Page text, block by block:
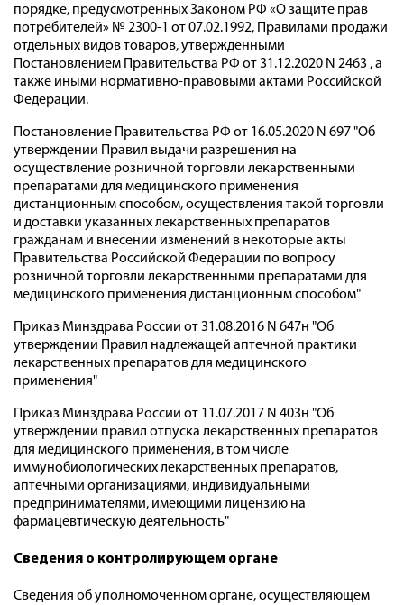
порядке, предусмотренных Законом РФ «О защите прав
потребителей» № 2300-1 от 07.02.1992, Правилами продажи
отдельных видов товаров, утвержденными
Постановлением Правительства РФ от 31.12.2020 N 2463 , а
также иными нормативно-правовыми актами Российской
Федерации.
Постановление Правительства РФ от 16.05.2020 N 697 "Об
утверждении Правил выдачи разрешения на
осуществление розничной торговли лекарственными
препаратами для медицинского применения
дистанционным способом, осуществления такой торговли
и доставки указанных лекарственных препаратов
гражданам и внесении изменений в некоторые акты
Правительства Российской Федерации по вопросу
розничной торговли лекарственными препаратами для
медицинского применения дистанционным способом"
Приказ Минздрава России от 31.08.2016 N 647н "Об
утверждении Правил надлежащей аптечной практики
лекарственных препаратов для медицинского
применения"
Приказ Минздрава России от 11.07.2017 N 403н "Об
утверждении правил отпуска лекарственных препаратов
для медицинского применения, в том числе
иммунобиологических лекарственных препаратов,
аптечными организациями, индивидуальными
предпринимателями, имеющими лицензию на
фармацевтическую деятельность"
Сведения о контролирующем органе
Сведения об уполномоченном органе, осуществляющем